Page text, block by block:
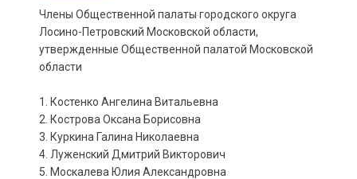
Члены Общественной палаты городского округа
Лосино-Петровский Московской области,
утвержденные Общественной палатой Московской
области
1. Костенко Ангелина Витальевна
2. Кострова Оксана Борисовна
3. Куркина Галина Николаевна
4. Луженский Дмитрий Викторович
5. Москалева Юлия Александровна